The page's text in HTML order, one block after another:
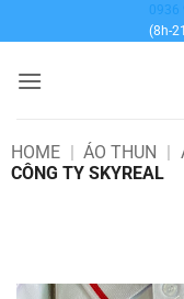
qua
dung
0936
(8h-
HOME | ÁO THUN |
CÔNG TY SKYREAL